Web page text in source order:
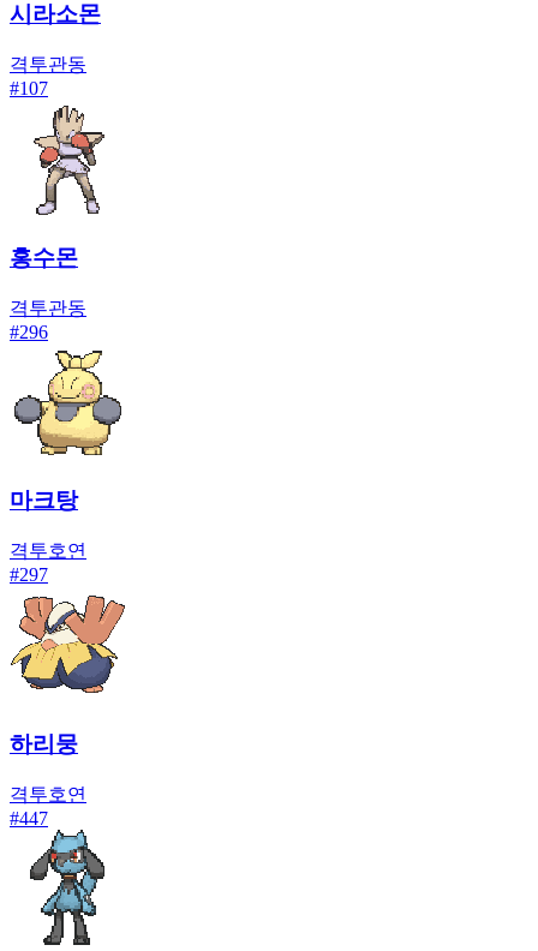
시라소몬
격투관동
#107
홍수몬
격투관동
#296
마크탕
격투호연
#297
하리뭉
격투호연
#447